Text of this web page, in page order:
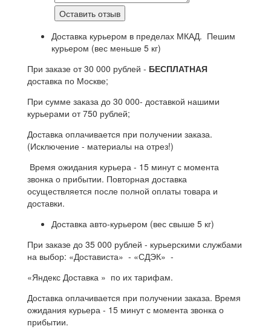
Доставка курьером в пределах МКАД. Пешим
курьером (вес меньше 5 кг)
При заказе от 30 000 рублей - БЕСПЛАТНАЯ
доставка по Москве;
При сумме заказа до 30 000- доставкой нашими
курьерами от 750 рублей;
Доставка оплачивается при получении заказа.
(Исключение - материалы на отрез!)
Время ожидания курьера - 15 минут с момента
звонка о прибытии. Повторная доставка
осуществляется после полной оплаты товара и
доставки.
Доставка авто-курьером (вес свыше 5 кг)
При заказе до 35 000 рублей - курьерскими службами
на выбор: «Достависта» - «СДЭК» -
«Яндекс Доставка » по их тарифам.
Доставка оплачивается при получении заказа. Время
ожидания курьера - 15 минут с момента звонка о
прибытии.